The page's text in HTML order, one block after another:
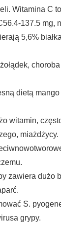
Witamina C
137.5 mg,
5,6%
dietą
witamin,
miażdżycy.
zawiera dużo
S.
grypy.